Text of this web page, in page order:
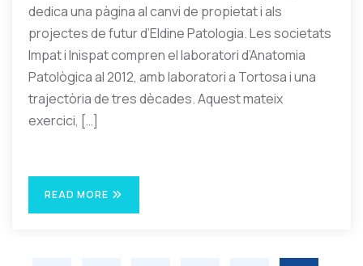
dedica una pàgina al canvi de propietat i als
projectes de futur d’Eldine Patologia. Les societats
Impat i Inispat compren el laboratori d’Anatomia
Patològica al 2012, amb laboratori a Tortosa i una
trajectòria de tres dècades. Aquest mateix
exercici, […]
READ MORE